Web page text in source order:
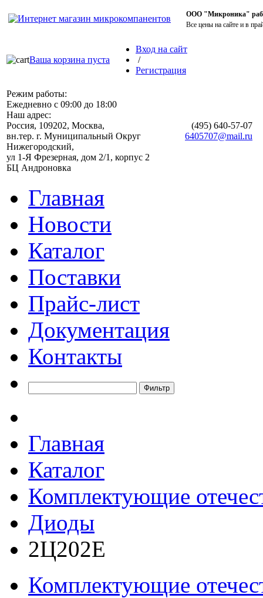
ООО "Микроника"
Все цены на сайте и в
Ваша корзина пуста
Вход на сайт
/
Регистрация
Режим работы:
Ежедневно с 09:00 до 18:00
Наш адрес:
Россия, 109202, Москва,
вн.тер. г. Муниципальный Округ
Нижегородский,
ул 1-Я Фрезерная, дом 2/1, корпус 2
БЦ Андроновка
(495) 640-57-07
6405707@mail.ru
Главная
Новости
Каталог
Поставки
Прайс-лист
Документация
Контакты
Главная
Каталог
Комплектующие
Диоды
2Ц202Е
Комплектующие